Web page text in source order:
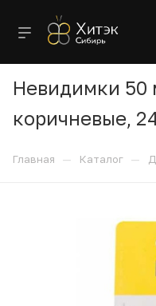
Невидимки 50
коричневые,
Главная — Каталог —